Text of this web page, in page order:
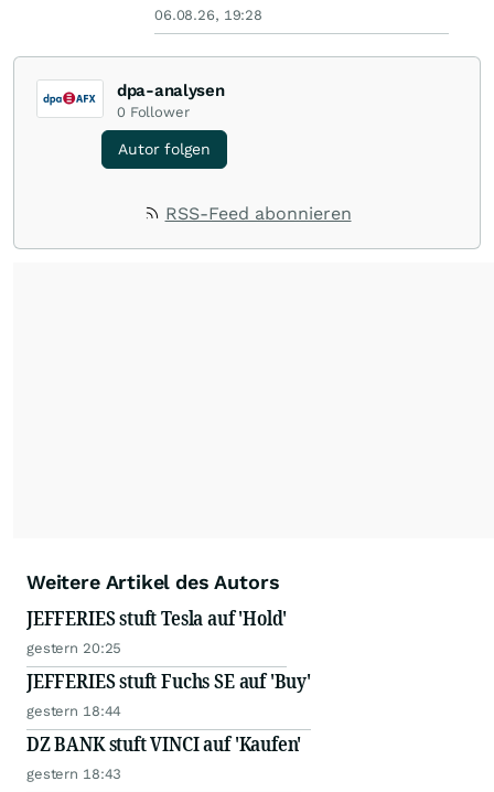
06.08.26, 19:28
dpa-analysen
0 Follower
Autor folgen
RSS-Feed abonnieren
Weitere Artikel des Autors
JEFFERIES stuft Tesla auf 'Hold'
gestern 20:25
JEFFERIES stuft Fuchs SE auf 'Buy'
gestern 18:44
DZ BANK stuft VINCI auf 'Kaufen'
gestern 18:43